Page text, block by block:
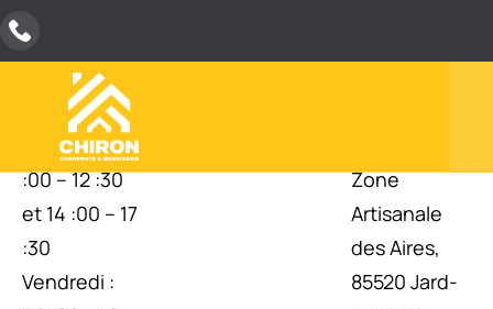
NOS
HORAIRES
Lundi au
Jeudi : 09
:00 – 12 :30
et 14 :00 – 17
:30
Vendredi :
Zone
Artisanale
des Aires,
85520 Jard-